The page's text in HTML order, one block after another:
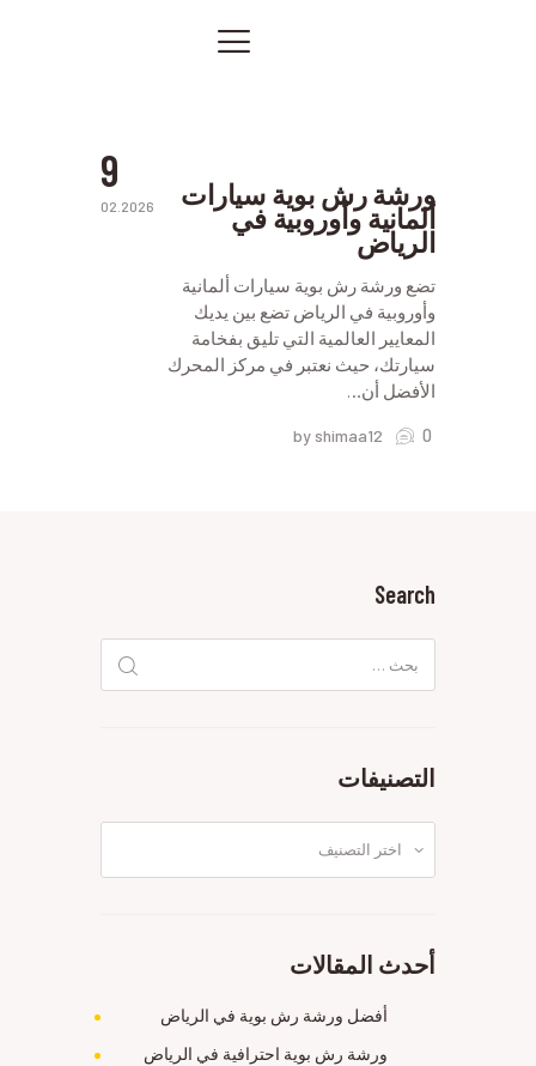
صور من أعمالنا
اتصل بنا
المقالات
9
02.2026 ورشة رش بوية سيارات
ألمانية وأوروبية في
الرياض
تضع ورشة رش بوية سيارات ألمانية
وأوروبية في الرياض تضع بين يديك
المعايير العالمية التي تليق بفخامة
سيارتك، حيث نعتبر في مركز المحرك
الأفضل أن…
by shimaa12 0
Search
عن:
التصنيفات
أحدث المقالات
أفضل ورشة رش بوية في الرياض
ورشة رش بوية احترافية في الرياض